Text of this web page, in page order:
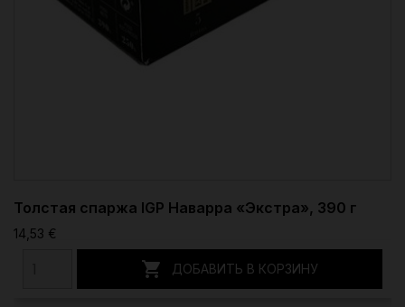
Толстая спаржа IGP Наварра «Экстра», 390 г
14,53 €
 ДОБАВИТЬ В КОРЗИНУ